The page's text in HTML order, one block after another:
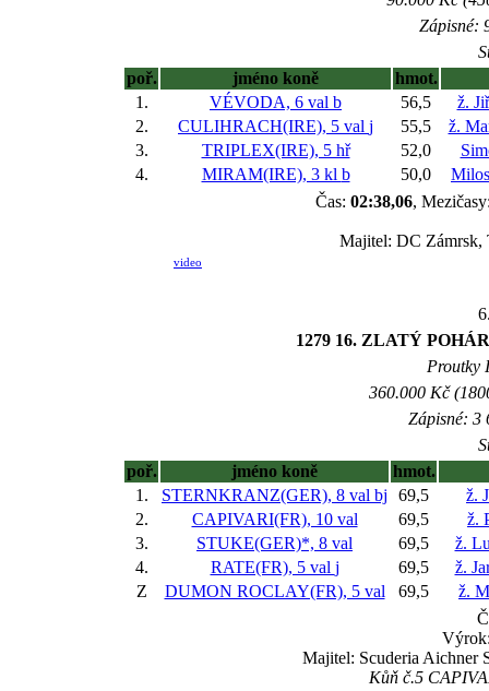
Zápisné:
poř.
jméno koně
hmot.
1.
VÉVODA, 6 val b 56,5
ž.
2.
CULIHRACH(IRE), 5 val j 55,5
ž.
3.
TRIPLEX(IRE), 5 hř 52,0
4.
MIRAM(IRE), 3 kl b 50,0
Čas: 02:38,06,
Majitel: DC Zámrsk,
video
1279 16. ZLATÝ
Proutky
360.000 Kč
Zápisné: 3
poř.
jméno koně
hmot.
1.
STERNKRANZ(GER), 8 val bj 69,5
ž.
2.
CAPIVARI(FR), 10 val 69,5
ž.
3.
STUKE(GER)*, 8 val 69,5
ž.
4.
RATE(FR), 5 val j 69,5
ž.
Z
DUMON ROCLAY(FR), 5 val 69,5
ž.
Majitel: Scuderia Aichner
Kůň č.5